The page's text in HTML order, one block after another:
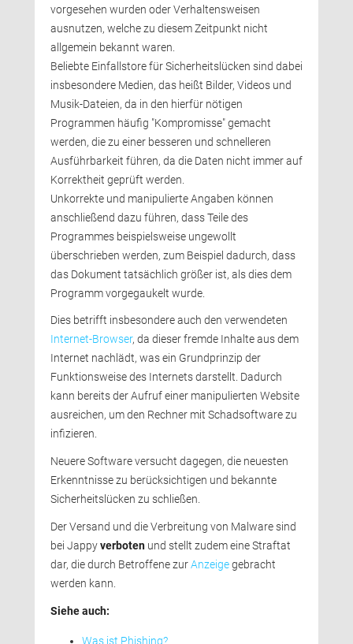
vorgesehen wurden oder Verhaltensweisen
ausnutzen, welche zu diesem Zeitpunkt nicht
allgemein bekannt waren.
Beliebte Einfallstore für Sicherheitslücken sind dabei
insbesondere Medien, das heißt Bilder, Videos und
Musik-Dateien, da in den hierfür nötigen
Programmen häufig "Kompromisse" gemacht
werden, die zu einer besseren und schnelleren
Ausführbarkeit führen, da die Daten nicht immer auf
Korrektheit geprüft werden.
Unkorrekte und manipulierte Angaben können
anschließend dazu führen, dass Teile des
Programmes beispielsweise ungewollt
überschrieben werden, zum Beispiel dadurch, dass
das Dokument tatsächlich größer ist, als dies dem
Programm vorgegaukelt wurde.
Dies betrifft insbesondere auch den verwendeten
Internet-Browser, da dieser fremde Inhalte aus dem
Internet nachlädt, was ein Grundprinzip der
Funktionsweise des Internets darstellt. Dadurch
kann bereits der Aufruf einer manipulierten Website
ausreichen, um den Rechner mit Schadsoftware zu
infizieren.
Neuere Software versucht dagegen, die neuesten
Erkenntnisse zu berücksichtigen und bekannte
Sicherheitslücken zu schließen.
Der Versand und die Verbreitung von Malware sind
bei Jappyverboten und stellt zudem eine Straftat
dar, die durch Betroffene zurAnzeigegebracht
werden kann.
Siehe auch: